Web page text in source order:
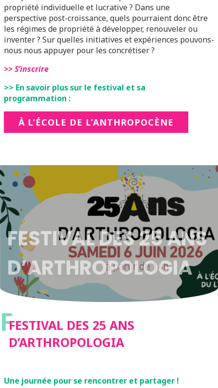
propriété individuelle et lucrative ? Dans une
perspective post-croissance, quels pourraient donc être
les régimes de propriété à développer, renouveler ou
inventer ? Sur quelles initiatives et expériences pouvons-
nous nous appuyer pour les concrétiser ?
>> S’inscrire
>> En savoir plus sur le festival et sa
programmation :
À L’ÉCOLE DE L’ANTHROPOCÈNE
FESTIVAL DES 25 ANS
D’ARTHROPOLOGIA
FFESTIVAL DES 25 ANS
D’ARTHROPOLOGIA
Une journée pour se rencontrer et partager !